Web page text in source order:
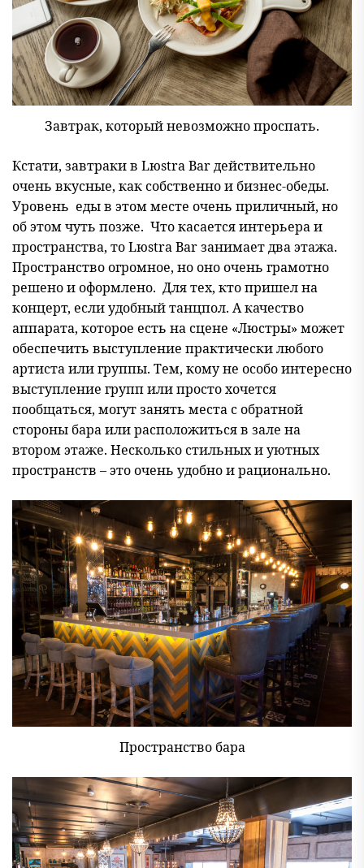
Завтрак, который невозможно проспать.
Кстати, завтраки в Lюstra Bar действительно
очень вкусные, как собственно и бизнес-обеды.
Уровень еды в этом месте очень приличный, но
об этом чуть позже. Что касается интерьера и
пространства, то Lюstra Bar занимает два этажа.
Пространство огромное, но оно очень грамотно
решено и оформлено. Для тех, кто пришел на
концерт, если удобный танцпол. А качество
аппарата, которое есть на сцене «Люстры» может
обеспечить выступление практически любого
артиста или группы. Тем, кому не особо интересно
выступление групп или просто хочется
пообщаться, могут занять места с обратной
стороны бара или расположиться в зале на
втором этаже. Несколько стильных и уютных
пространств – это очень удобно и рационально.
Пространство бара